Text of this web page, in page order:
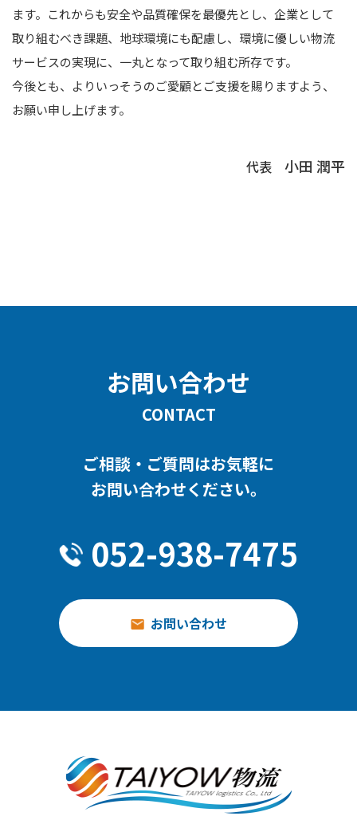
ます。これからも安全や品質確保を最優先とし、企業として
取り組むべき課題、地球環境にも配慮し、環境に優しい物流
サービスの実現に、一丸となって取り組む所存です。
今後とも、よりいっそうのご愛顧とご支援を賜りますよう、
お願い申し上げます。
代表 小田 潤平
お問い合わせ
CONTACT
ご相談・ご質問はお気軽に
お問い合わせください。
052-938-7475
お問い合わせ